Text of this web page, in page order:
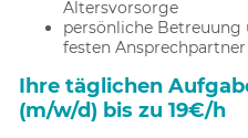
Altersvorsorge
persönliche
festen
Ihre täglichen
(m/w/d) bis zu 19€/h